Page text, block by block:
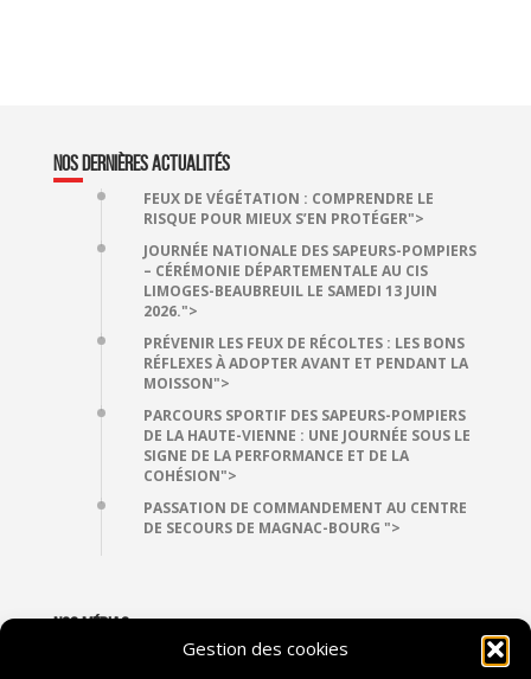
Gestion des cookies
NOS DERNIÈRES ACTUALITÉS
FEUX DE VÉGÉTATION : COMPRENDRE LE
RISQUE POUR MIEUX S’EN PROTÉGER">
JOURNÉE NATIONALE DES SAPEURS-POMPIERS
– CÉRÉMONIE DÉPARTEMENTALE AU CIS
LIMOGES-BEAUBREUIL LE SAMEDI 13 JUIN
2026.">
PRÉVENIR LES FEUX DE RÉCOLTES : LES BONS
RÉFLEXES À ADOPTER AVANT ET PENDANT LA
MOISSON">
PARCOURS SPORTIF DES SAPEURS-POMPIERS
DE LA HAUTE-VIENNE : UNE JOURNÉE SOUS LE
SIGNE DE LA PERFORMANCE ET DE LA
COHÉSION">
PASSATION DE COMMANDEMENT AU CENTRE
DE SECOURS DE MAGNAC-BOURG ">
NOS MÉDIAS
VIDÉOTHÈQUE